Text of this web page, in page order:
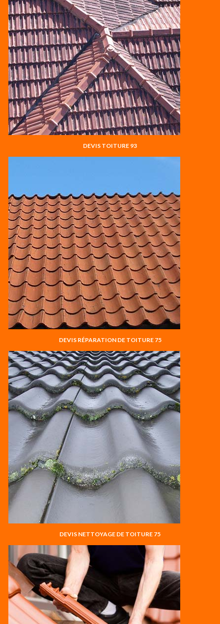
DEVIS TOITURE 93
DEVIS RÉPARATION DE TOITURE 75
DEVIS NETTOYAGE DE TOITURE 75